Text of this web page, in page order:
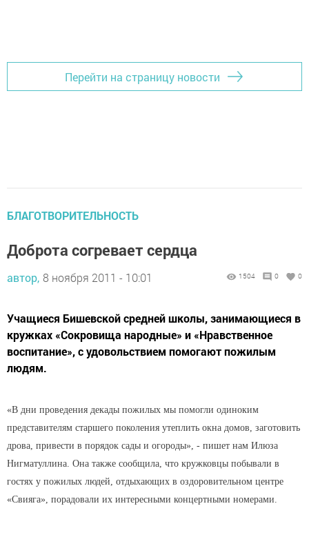
Перейти на страницу новости
БЛАГОТВОРИТЕЛЬНОСТЬ
Доброта согревает сердца
автор, 8 ноября 2011 - 10:01 1504 0 0
Учащиеся Бишевской средней школы, занимающиеся в
кружках «Сокровища народные» и «Нравственное
воспитание», с удовольствием помогают пожилым
людям.
«В дни проведения декады пожилых мы помогли одиноким
представителям старшего поколения утеплить окна домов, заготовить
дрова, привести в порядок сады и огороды», - пишет нам Илюза
Нигматуллина. Она также сообщила, что кружковцы побывали в
гостях у пожилых людей, отдыхающих в оздоровительном центре
«Свияга», порадовали их интересными концертными номерами.